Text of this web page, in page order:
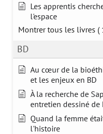
Les apprentis
l'espace
Montrer tous les livres (
BD
Au cœur de la
et les enjeux en BD
À la recherche de
entretien dessiné de
Quand la femme
l'histoire